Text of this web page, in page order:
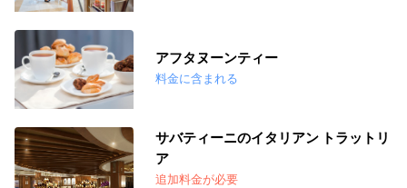
アフタヌーンティー
料金に含まれる
サバティーニのイタリアン トラットリ
ア
追加料金が必要